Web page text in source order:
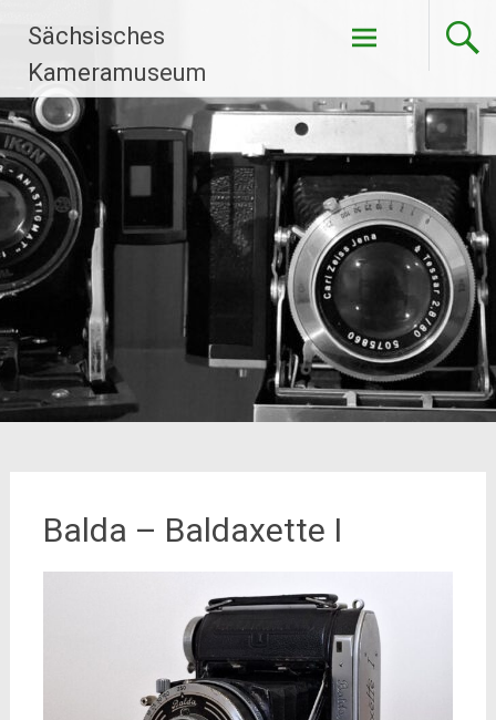
Inhalt
springen
Sächsisches
Kameramuseum
Balda – Baldaxette I